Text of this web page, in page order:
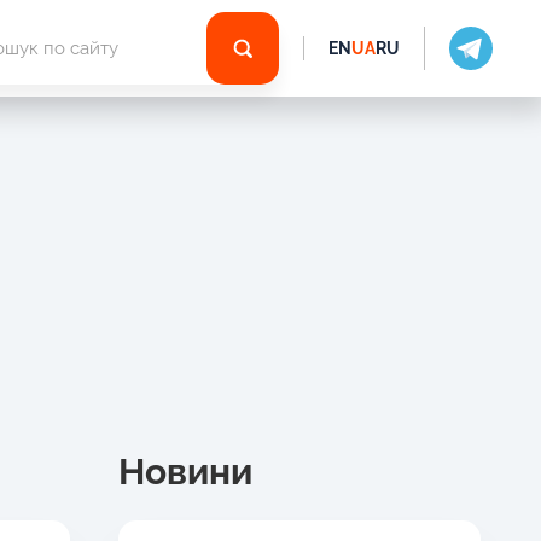
ENUARU
Новини